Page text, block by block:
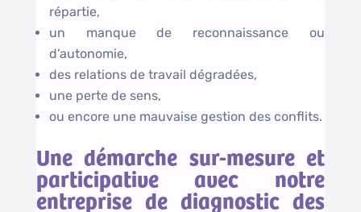
répartie,
un manque de reconnaissance ou
d’autonomie,
des relations de travail dégradées,
une perte de sens,
ou encore une mauvaise gestion des conflits.
Une démarche sur-mesure et
participative avec notre
entreprise de diagnostic des